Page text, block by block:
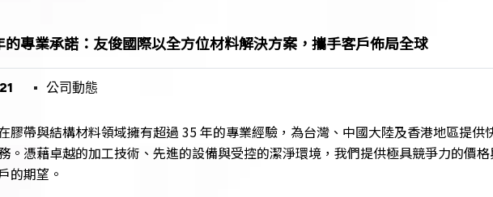
的專業承諾：友俊國際以全方位材料解決方案，攜手客戶佈局全球
公司動態
膠帶與結構材料領域擁有超過 35 年的專業經驗，為台灣、中國大陸及香港地區提供
。憑藉卓越的加工技術、先進的設備與受控的潔淨環境，我們提供極具競爭力的價
的期望。